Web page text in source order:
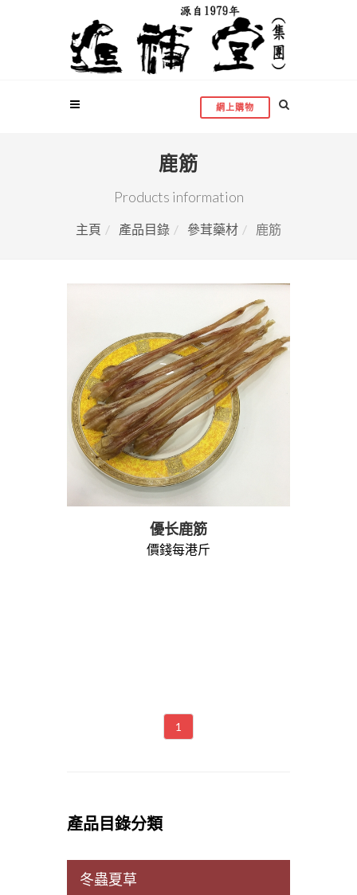
網上購物
鹿筋
Products information
主頁 產品目錄 參茸藥材 鹿筋
網上購買優长鹿筋
價錢每港斤
1
產品目錄分類
冬蟲夏草